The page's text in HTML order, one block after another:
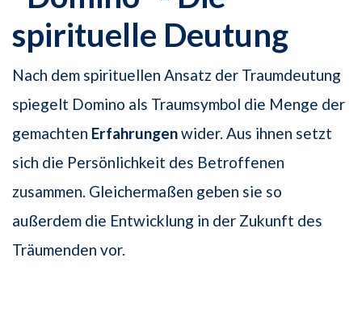
spirituelle Deutung
Nach dem spirituellen Ansatz der Traumdeutung
spiegelt Domino als Traumsymbol die Menge der
gemachten Erfahrungenwider. Aus ihnen setzt
sich die Persönlichkeit des Betroffenen
zusammen. Gleichermaßen geben sie so
außerdem die Entwicklung in der Zukunft des
Träumenden vor.